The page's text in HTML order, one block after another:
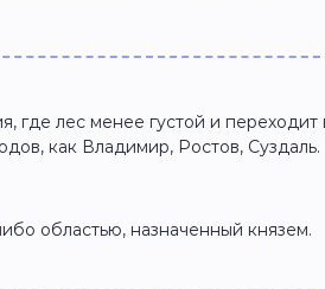
где лес менее густой и переходит
как Владимир, Ростов, Суздаль.
областью, назначенный князем.